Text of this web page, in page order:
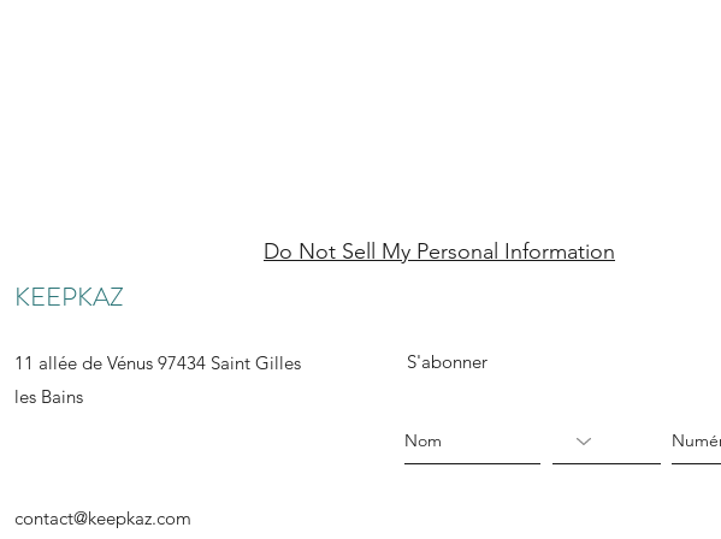
Do Not Sell My Personal Information
KEEPKAZ
11 allée de Vénus 97434 Saint Gilles
les Bains
S'abonner
contact@keepkaz.com